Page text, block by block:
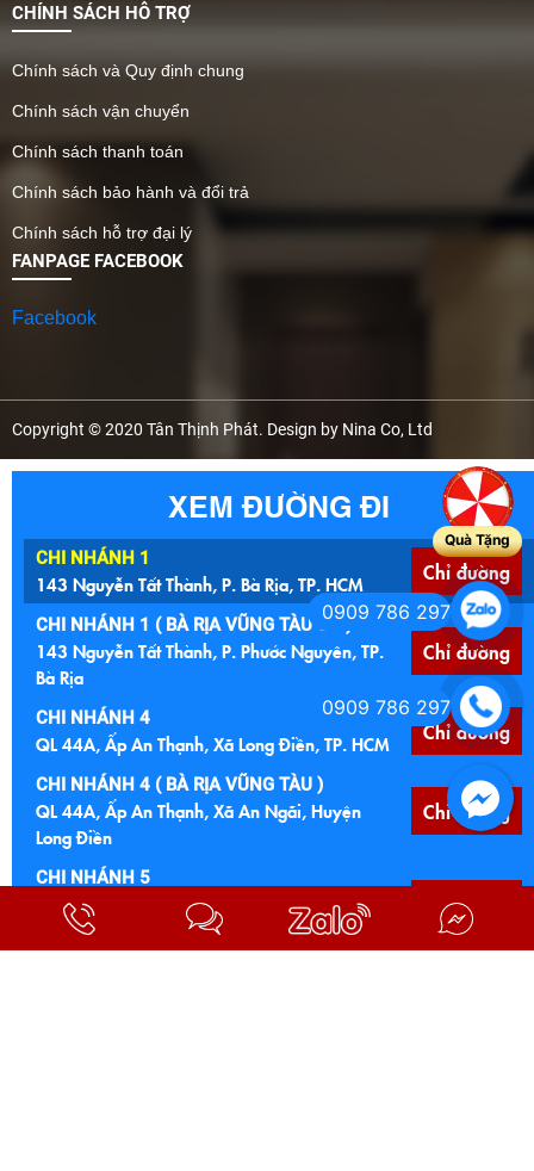
CHÍNH SÁCH HỖ TRỢ
Chính sách và Quy định chung
Chính sách vận chuyển
Chính sách thanh toán
Chính sách bảo hành và đổi trả
Chính sách hỗ trợ đại lý
FANPAGE FACEBOOK
Facebook
Copyright © 2020 Tân Thịnh Phát. Design by Nina Co, Ltd
XEM ĐƯỜNG ĐI
CHI NHÁNH 1
143 Nguyễn Tất Thành, P. Bà Rịa, TP. HCM Chỉ đường
CHI NHÁNH 1 ( BÀ RỊA VŨNG TÀU CŨ )
143 Nguyễn Tất Thành, P. Phước Nguyên, TP.
Bà Rịa
Chỉ đường
CHI NHÁNH 4
QL 44A, Ấp An Thạnh, Xã Long Điền, TP. HCM Chỉ đường
CHI NHÁNH 4 ( BÀ RỊA VŨNG TÀU )
QL 44A, Ấp An Thạnh, Xã An Ngãi, Huyện
Long Điền
Chỉ đường
CHI NHÁNH 5
Ngã 4 Núi Đất, 122 Quốc lộ 56, P. Tam Long,
TP. HCM
Chỉ đường
Quà Tặng
0909 786 297
0909 786 297